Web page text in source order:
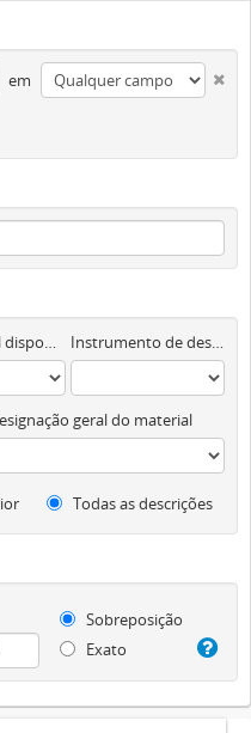
em
Objeto digital disponível Instrumento de descrição documental
geral do material
Todas as descrições
Sobreposição
Exato